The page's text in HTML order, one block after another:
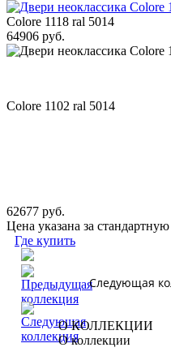
Colore 1118 ral 5014
64906 руб.
Colore 1102 ral 5014
62677 руб.
Цена указана за
Где купить
Следующая
О КОЛЛЕКЦИИ
О коллекции